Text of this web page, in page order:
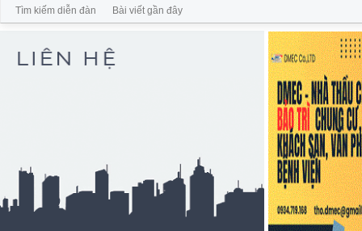
Tìm kiếm diễn đàn Bài viết gần đây